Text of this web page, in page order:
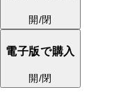
開/閉
電子版で購入
開/閉